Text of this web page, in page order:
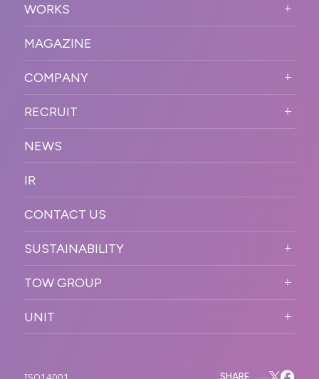
VISION
OUR DNA
STRONG POINT
BUSINESS DOMAIN
SOLUTION
WORKFLOW
WORKS
オンラインイベント
SNSプロモーション
プラットフォーム販
促
デジタル制作・映像
制作
PR
カンファレンス・展示会・アワ
ESPORTS・ゲームプロモーシ
MAGAZINE
COMPANY
COMPANY INFORMATION
MESSAGE
OFFICER
ACCESS
ORGANIZATION CHART
HISTORY
RECRUIT
新卒採用
キャリア採用
NEWS
IR
CONTACT US
SUSTAINABILITY
サステナビリティ
TOW GROUP
MOTTO
UNIT
SHARE